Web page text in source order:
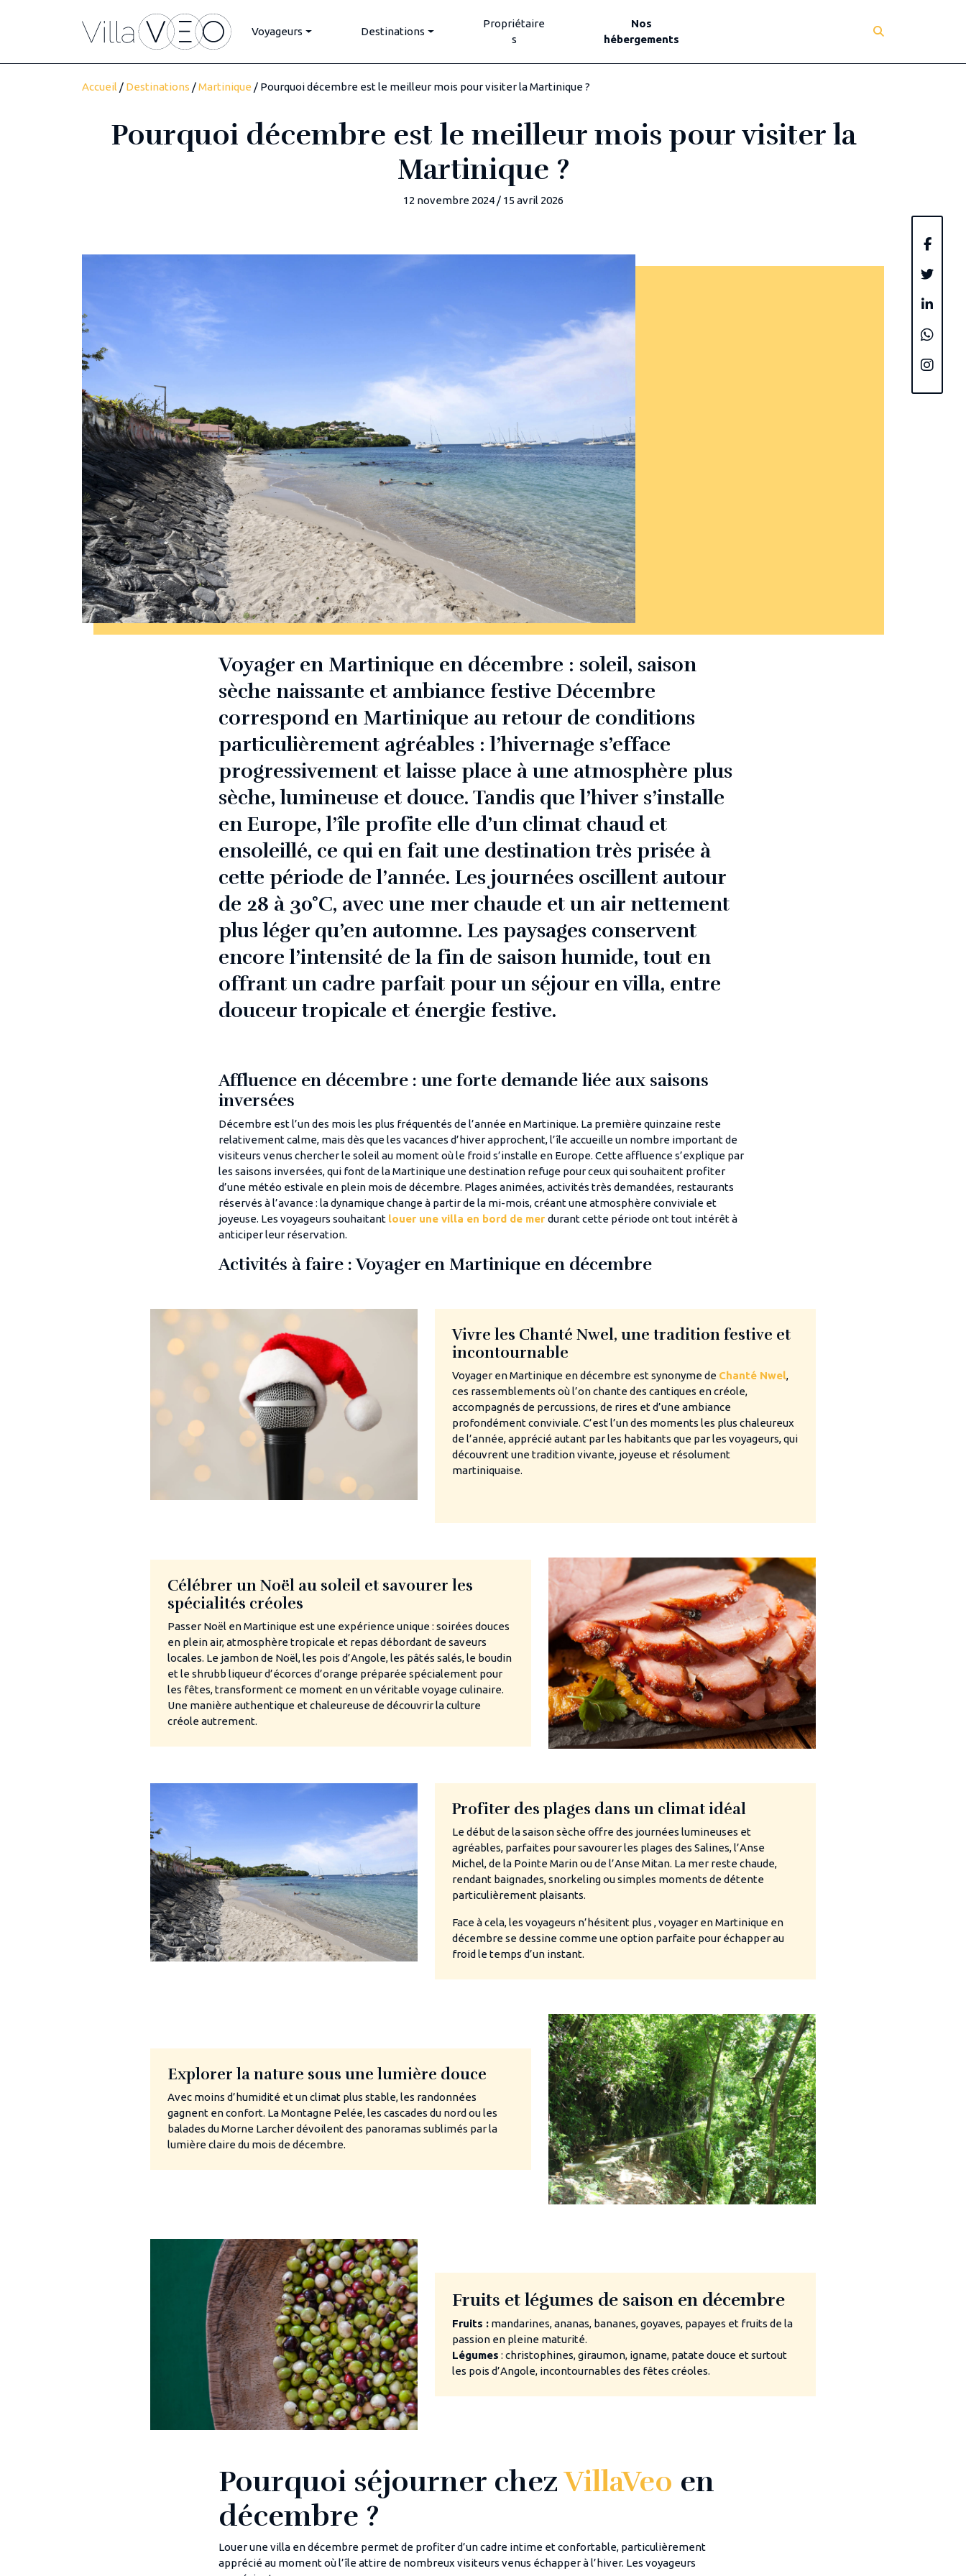
Voyageurs Destinations
Propriétaire
s
Nos
hébergements
Accueil / Destinations /Martinique / Pourquoi décembre est le meilleur mois pour visiter la Martinique ?
Pourquoi décembre est le meilleur mois pour visiter la
Martinique ?
12 novembre 2024 / 15 avril 2026
Voyager en Martinique en décembre : soleil, saison
sèche naissante et ambiance festive Décembre
correspond en Martinique au retour de conditions
particulièrement agréables : l’hivernage s’efface
progressivement et laisse place à une atmosphère plus
sèche, lumineuse et douce. Tandis que l’hiver s’installe
en Europe, l’île profite elle d’un climat chaud et
ensoleillé, ce qui en fait une destination très prisée à
cette période de l’année. Les journées oscillent autour
de 28 à 30°C, avec une mer chaude et un air nettement
plus léger qu’en automne. Les paysages conservent
encore l’intensité de la fin de saison humide, tout en
offrant un cadre parfait pour un séjour en villa, entre
douceur tropicale et énergie festive.
Affluence en décembre : une forte demande liée aux saisons
inversées
Décembre est l’un des mois les plus fréquentés de l’année en Martinique. La première quinzaine reste
relativement calme, mais dès que les vacances d’hiver approchent, l’île accueille un nombre important de
visiteurs venus chercher le soleil au moment où le froid s’installe en Europe. Cette affluence s’explique par
les saisons inversées, qui font de la Martinique une destination refuge pour ceux qui souhaitent profiter
d’une météo estivale en plein mois de décembre. Plages animées, activités très demandées, restaurants
réservés à l’avance : la dynamique change à partir de la mi-mois, créant une atmosphère conviviale et
joyeuse. Les voyageurs souhaitant louer une villa en bord de mer durant cette période ont tout intérêt à
anticiper leur réservation.
Activités à faire : Voyager en Martinique en décembre
Vivre les Chanté Nwel, une tradition festive et
incontournable
Voyager en Martinique en décembre est synonyme de Chanté Nwel,
ces rassemblements où l’on chante des cantiques en créole,
accompagnés de percussions, de rires et d’une ambiance
profondément conviviale. C’est l’un des moments les plus chaleureux
de l’année, apprécié autant par les habitants que par les voyageurs, qui
découvrent une tradition vivante, joyeuse et résolument
martiniquaise.
Célébrer un Noël au soleil et savourer les
spécialités créoles
Passer Noël en Martinique est une expérience unique : soirées douces
en plein air, atmosphère tropicale et repas débordant de saveurs
locales. Le jambon de Noël, les pois d’Angole, les pâtés salés, le boudin
et le shrubb liqueur d’écorces d’orange préparée spécialement pour
les fêtes, transforment ce moment en un véritable voyage culinaire.
Une manière authentique et chaleureuse de découvrir la culture
créole autrement.
Profiter des plages dans un climat idéal
Le début de la saison sèche offre des journées lumineuses et
agréables, parfaites pour savourer les plages des Salines, l’Anse
Michel, de la Pointe Marin ou de l’Anse Mitan. La mer reste chaude,
rendant baignades, snorkeling ou simples moments de détente
particulièrement plaisants.
Face à cela, les voyageurs n’hésitent plus , voyager en Martinique en
décembre se dessine comme une option parfaite pour échapper au
froid le temps d’un instant.
Explorer la nature sous une lumière douce
Avec moins d’humidité et un climat plus stable, les randonnées
gagnent en confort. La Montagne Pelée, les cascades du nord ou les
balades du Morne Larcher dévoilent des panoramas sublimés par la
lumière claire du mois de décembre.
Fruits et légumes de saison en décembre
Fruits :mandarines, ananas, bananes, goyaves, papayes et fruits de la
passion en pleine maturité.
Légumes : christophines, giraumon, igname, patate douce et surtout
les pois d’Angole, incontournables des fêtes créoles.
Pourquoi séjourner chezVillaVeo en
décembre ?
Louer une villa en décembre permet de profiter d’un cadre intime et confortable, particulièrement
apprécié au moment où l’île attire de nombreux visiteurs venus échapper à l’hiver. Les voyageurs